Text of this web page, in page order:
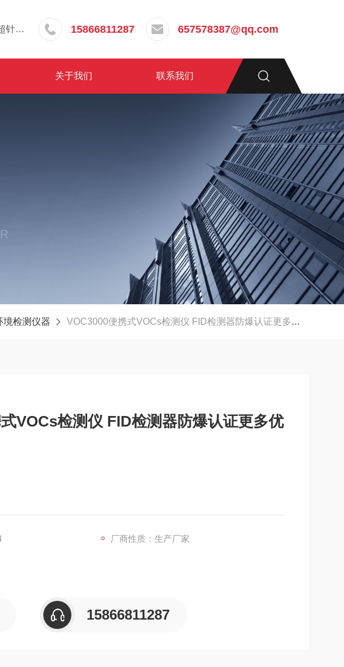
山东省青岛市城阳区上马工业园青岛中超针织有限公司院内东办公楼三层 15866811287 657578387@qq.com
关于我们 联系我们
境检测仪器 VOC3000便携式VOCs检测仪 FID检测器防爆认证更多优惠详询
VOCs检测仪 FID检测器防爆认证更多优
厂商性质：生产厂家
15866811287